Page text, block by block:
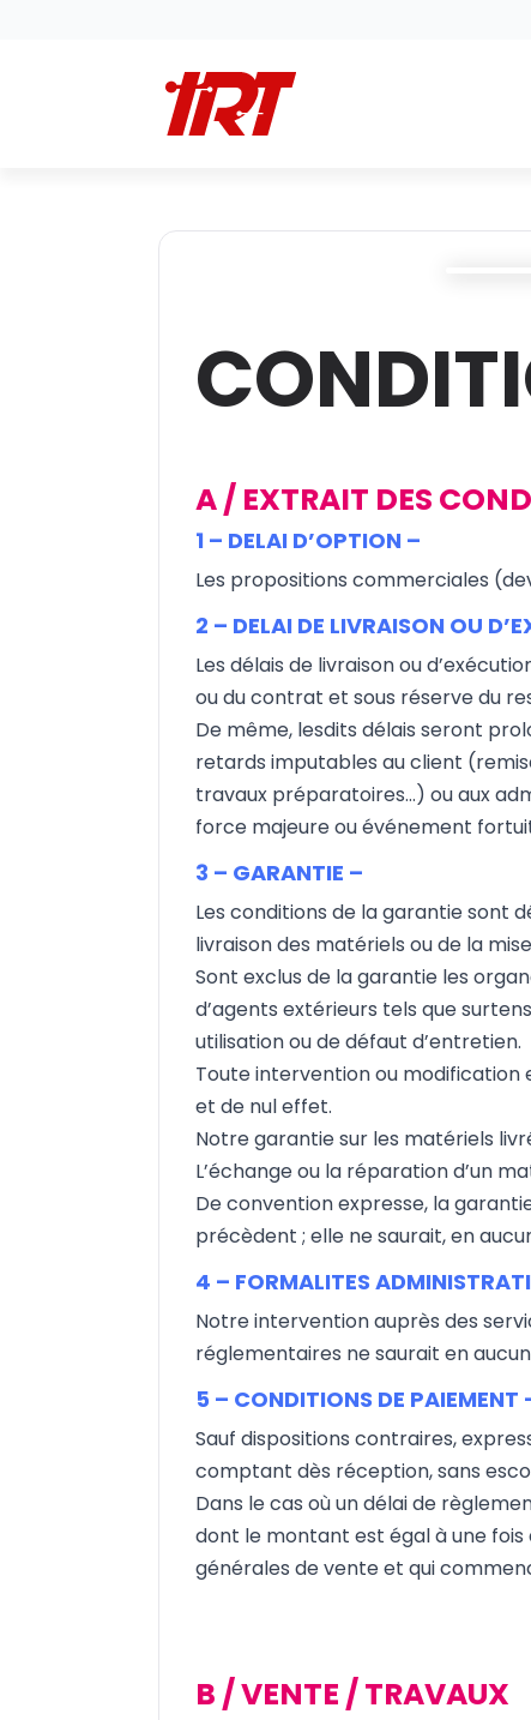
A / EXTRAIT DES
1 – DELAI D’OPTION –
Les propositions commerciales
2 – DELAI DE LIVRAISON OU
Les délais de livraison ou
ou du contrat et sous réserve du
De même, lesdits délais seront
retards imputables au client
travaux préparatoires…) ou aux
force majeure ou événement
3 – GARANTIE –
Les conditions de la garantie sont
livraison des matériels ou de la
Sont exclus de la garantie les
d’agents extérieurs tels que
utilisation ou de défaut d’entretien.
Toute intervention ou modification
et de nul effet.
Notre garantie sur les matériels
L’échange ou la réparation d’un
De convention expresse, la
précèdent ; elle ne saurait, en
4 – FORMALITES
Notre intervention auprès des
réglementaires ne saurait en
5 – CONDITIONS DE PAIEMENT
Sauf dispositions contraires,
comptant dès réception, sans
Dans le cas où un délai de
dont le montant est égal à une fois
générales de vente et qui
B / VENTE / TRAVAUX